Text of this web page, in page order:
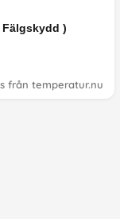
Fälgskydd )
från temperatur.nu